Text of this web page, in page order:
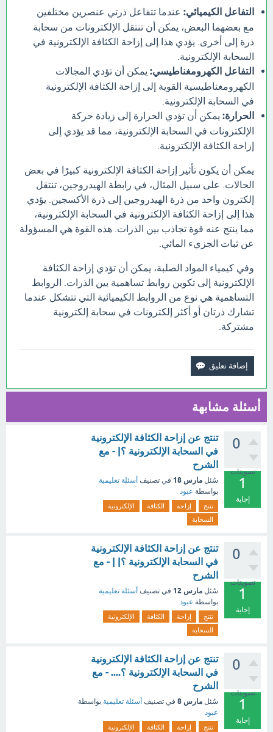
التفاعل الكيميائي: عندما تتفاعل ذرتي عنصرين مختلفين
مع بعضهما البعض، يمكن أن تنتقل الإلكترونات من سحابة
ذرة إلى أخرى. يؤدي هذا إلى إزاحة الكثافة الإلكترونية في
السحابة الإلكترونية.
التفاعل الكهرومغناطيسي: يمكن أن تؤدي المجالات
الكهرومغناطيسية القوية إلى إزاحة الكثافة الإلكترونية
في السحابة الإلكترونية.
الحرارة: يمكن أن تؤدي الحرارة إلى زيادة حركة
الإلكترونات في السحابة الإلكترونية، مما قد يؤدي إلى
إزاحة الكثافة الإلكترونية.
يمكن أن يكون تأثير إزاحة الكثافة الإلكترونية كبيرًا في بعض
الحالات. على سبيل المثال، في رابطة الهيدروجين، تنتقل
إلكترون واحد من ذرة الهيدروجين إلى ذرة الأكسجين. يؤدي
هذا إلى إزاحة الكثافة الإلكترونية في السحابة الإلكترونية،
مما ينتج عنه قوة تجاذب بين الذرات. هذه القوة هي المسؤولة
عن ثبات الجزيء المائي.
وفي كيمياء المواد الصلبة، يمكن أن تؤدي إزاحة الكثافة
الإلكترونية إلى تكوين روابط تساهمية بين الذرات. الروابط
التساهمية هي نوع من الروابط الكيميائية التي تتشكل عندما
تشارك ذرتان أو أكثر إلكترونات في سحابة إلكترونية
مشتركة.
أسئلة مشابهة
0
تصويتات
1
إجابة
تنتج عن إزاحة الكثافة الإلكترونية
في السحابة الإلكترونية ؟| - مع
الشرح
سُئل مارس 18 في تصنيف أسئلة تعليمية
بواسطة عبود
تنتج إزاحة الكثافة
الإلكترونية
السحابة
0
تصويتات
1
إجابة
تنتج عن إزاحة الكثافة الإلكترونية
في السحابة الإلكترونية ؟| | - مع
الشرح
سُئل مارس 12 في تصنيف أسئلة تعليمية
بواسطة عبود
تنتج إزاحة الكثافة
الإلكترونية
السحابة
0
تصويتات
1
إجابة
تنتج عن إزاحة الكثافة الإلكترونية
في السحابة الإلكترونية ؟.... - مع
الشرح
سُئل مارس 8 في تصنيف أسئلة تعليمية بواسطة
عبود
تنتج إزاحة الكثافة
الإلكترونية